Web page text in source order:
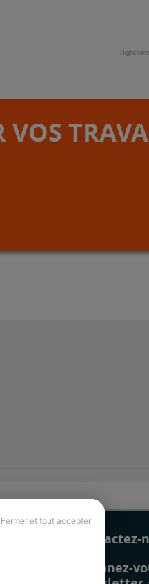
Fermer et tout accepter
VOS
Contactez-
Abonnez-